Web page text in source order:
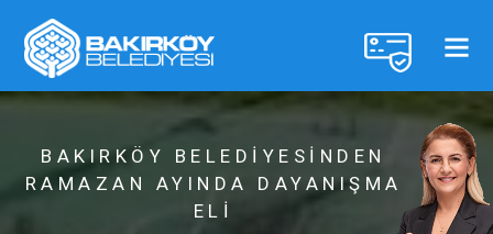
BAKIRKÖY BELEDİYESİNDEN
RAMAZAN AYINDA DAYANIŞMA
ELİ